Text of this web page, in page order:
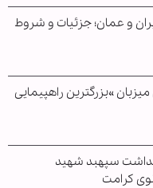
و عمان؛ جزئیات و شروط
»بزرگترین راهپیمایی
سپهبد شهید
کرامت